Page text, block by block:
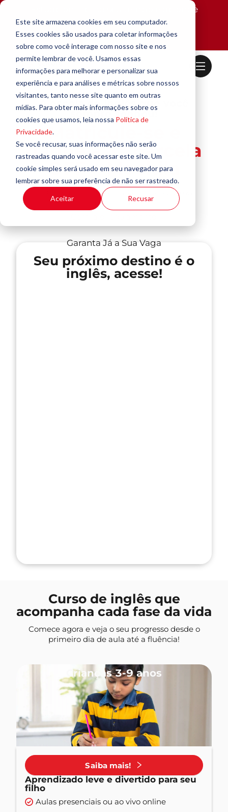
Este site armazena cookies em seu computador.
Esses cookies são usados para coletar informações
sobre como você interage com nosso site e nos
permite lembrar de você. Usamos essas
informações para melhorar e personalizar sua
experiência e para análises e métricas sobre nossos
visitantes, tanto nesse site quanto em outras
mídias. Para obter mais informações sobre os
cookies que usamos, leia nossa Política de
Privacidade.
Se você recusar, suas informações não serão
rastreadas quando você acessar este site. Um
cookie simples será usado em seu navegador para
lembrar sobre sua preferência de não ser rastreado.
Aceitar Recusar
Estude online, no seu tempo e de onde
estiver.
Saiba mais!
A escola de inglês que você
sempre sonhou!
Matricule-se e
ganhe a 1° parcela
OFF + Mochila
Inglês para abrir portas. Online ao vivo ou
presencial.
Garanta Já a Sua Vaga
Seu próximo destino é o
inglês, acesse!
Curso de inglês que
acompanha cada fase da vida
Comece agora e veja o seu progresso desde o
primeiro dia de aula até a fluência!
Crianças 3-9 anos
Saiba mais!
Aprendizado leve e divertido para seu
filho
Aulas presenciais ou ao vivo online